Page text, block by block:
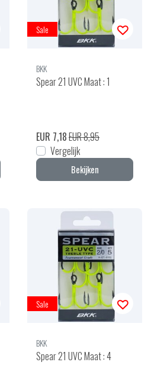
Sale
BKK
Spear 21 UVC Maat : 1
EUR 7,18EUR 8,95
Vergelijk
Bekijken
Sale
BKK
Spear 21 UVC Maat : 4